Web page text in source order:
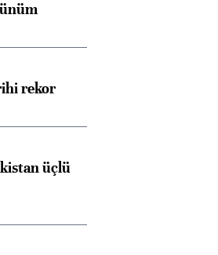
rekor
üçlü